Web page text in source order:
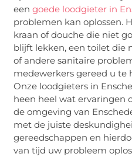
eengoede loodgieter in
problemen kan oplossen.
kraan of douche die niet
blijft lekken, een toilet die
of andere sanitaire
medewerkers gereed u te
Onze loodgieters in
heen heel wat ervaringen
de omgeving van
met de juiste
gereedschappen en
van tijd uw probleem